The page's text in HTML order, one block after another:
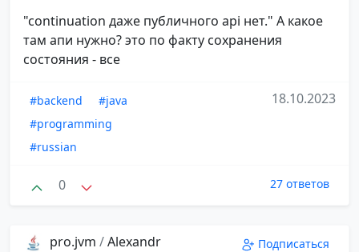
"continuation даже публичного api нет." А какое
там апи нужно? это по факту сохранения
состояния - все
#backend
#java
#programming
#russian
18.10.2023
0 27 ответов
pro.jvm /Alexandr
Подписаться